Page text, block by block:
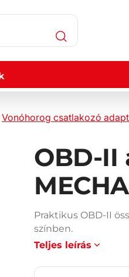
Vonóhorog csatlakozó
OBD-II
Praktikus OBD-II
színben.
Teljes leírás